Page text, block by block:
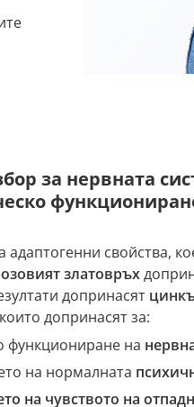
за нервната
адаптогенни свойства,
златовръх
допринасят
допринасят за:
функциониране на
на нормалната
на чувството на